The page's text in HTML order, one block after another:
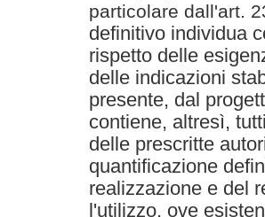
particolare dall'art.
definitivo individua
rispetto delle
delle indicazioni
presente, dal
contiene, altresì,
delle prescritte
quantificazione
realizzazione e del
l'utilizzo, ove